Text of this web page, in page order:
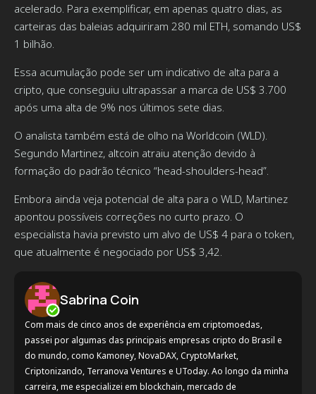
acelerado. Para exemplificar, em apenas quatro dias, as
carteiras das baleias adquiriram 280 mil ETH, somando US$
1 bilhão.
Essa acumulação pode ser um indicativo de alta para a
cripto, que conseguiu ultrapassar a marca de US$ 3.700
após uma alta de 9% nos últimos sete dias.
O analista também está de olho na Worldcoin (WLD).
Segundo Martinez, altcoin atraiu atenção devido à
formação do padrão técnico “head-shoulders-head”.
Embora ainda veja potencial de alta para o WLD, Martinez
apontou possíveis correções no curto prazo. O
especialista havia previsto um alvo de US$ 4 para o token,
que atualmente é negociado por US$ 3,42.
Sabrina Coin
Com mais de cinco anos de experiência em criptomoedas,
passei por algumas das principais empresas cripto do Brasil e
do mundo, como Kamoney, NovaDAX, CryptoMarket,
Criptonizando, Terranova Ventures e UToday. Ao longo da minha
carreira, me especializei em blockchain, mercado de